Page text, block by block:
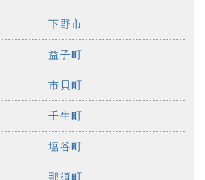
下野市
益子町
市貝町
壬生町
塩谷町
那須町